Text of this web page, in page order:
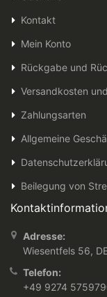
Kontakt
Mein Konto
Rückgabe und
Versandkosten
Zahlungsarten
Allgemeine
Beilegung von
Adresse:
Wiesentfels 56,
Telefon:
+49 9274